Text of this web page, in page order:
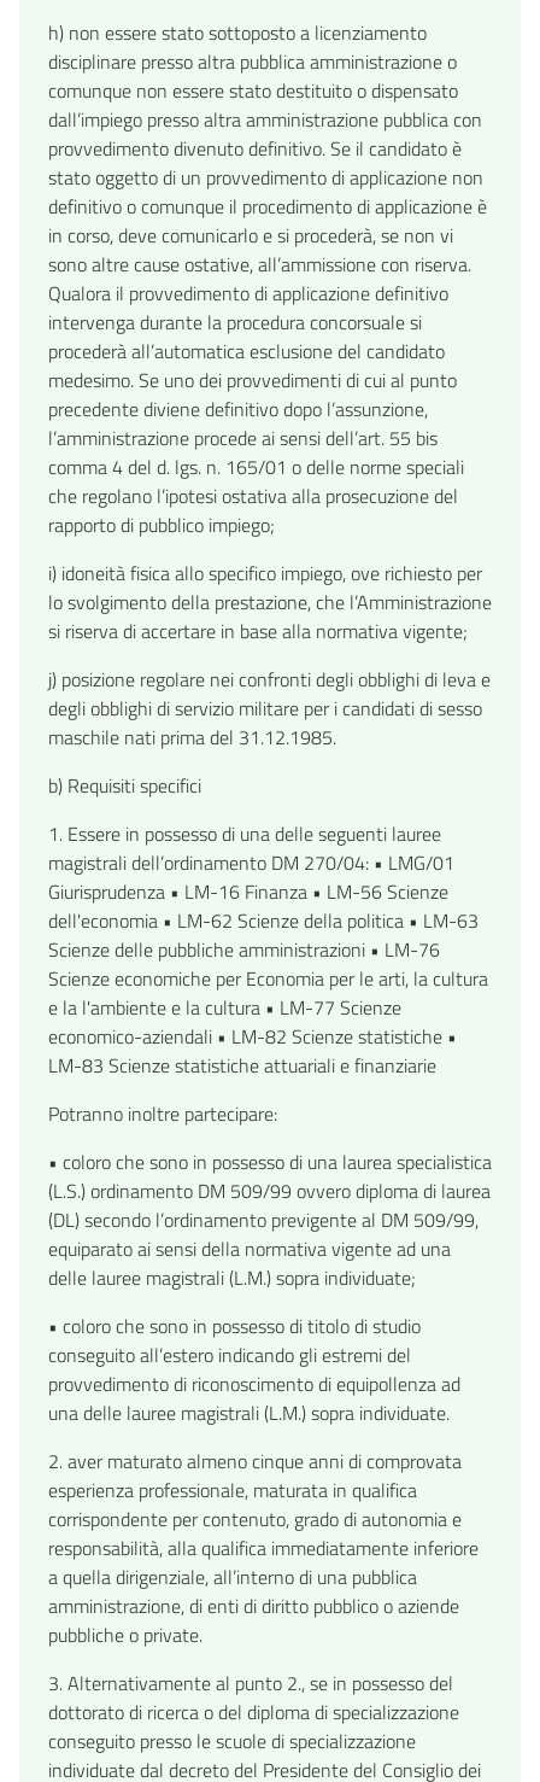
h) non essere stato sottoposto a licenziamento
disciplinare presso altra pubblica amministrazione o
comunque non essere stato destituito o dispensato
dall’impiego presso altra amministrazione pubblica con
provvedimento divenuto definitivo. Se il candidato è
stato oggetto di un provvedimento di applicazione non
definitivo o comunque il procedimento di applicazione è
in corso, deve comunicarlo e si procederà, se non vi
sono altre cause ostative, all’ammissione con riserva.
Qualora il provvedimento di applicazione definitivo
intervenga durante la procedura concorsuale si
procederà all’automatica esclusione del candidato
medesimo. Se uno dei provvedimenti di cui al punto
precedente diviene definitivo dopo l’assunzione,
l’amministrazione procede ai sensi dell’art. 55 bis
comma 4 del d. lgs. n. 165/01 o delle norme speciali
che regolano l’ipotesi ostativa alla prosecuzione del
rapporto di pubblico impiego;
i) idoneità fisica allo specifico impiego, ove richiesto per
lo svolgimento della prestazione, che l’Amministrazione
si riserva di accertare in base alla normativa vigente;
j) posizione regolare nei confronti degli obblighi di leva e
degli obblighi di servizio militare per i candidati di sesso
maschile nati prima del 31.12.1985.
b) Requisiti specifici
1. Essere in possesso di una delle seguenti lauree
magistrali dell’ordinamento DM 270/04: • LMG/01
Giurisprudenza • LM-16 Finanza • LM-56 Scienze
dell'economia • LM-62 Scienze della politica • LM-63
Scienze delle pubbliche amministrazioni • LM-76
Scienze economiche per Economia per le arti, la cultura
e la l'ambiente e la cultura • LM-77 Scienze
economico-aziendali • LM-82 Scienze statistiche •
LM-83 Scienze statistiche attuariali e finanziarie
Potranno inoltre partecipare:
• coloro che sono in possesso di una laurea specialistica
(L.S.) ordinamento DM 509/99 ovvero diploma di laurea
(DL) secondo l’ordinamento previgente al DM 509/99,
equiparato ai sensi della normativa vigente ad una
delle lauree magistrali (L.M.) sopra individuate;
• coloro che sono in possesso di titolo di studio
conseguito all’estero indicando gli estremi del
provvedimento di riconoscimento di equipollenza ad
una delle lauree magistrali (L.M.) sopra individuate.
2. aver maturato almeno cinque anni di comprovata
esperienza professionale, maturata in qualifica
corrispondente per contenuto, grado di autonomia e
responsabilità, alla qualifica immediatamente inferiore
a quella dirigenziale, all’interno di una pubblica
amministrazione, di enti di diritto pubblico o aziende
pubbliche o private.
3. Alternativamente al punto 2., se in possesso del
dottorato di ricerca o del diploma di specializzazione
conseguito presso le scuole di specializzazione
individuate dal decreto del Presidente del Consiglio dei